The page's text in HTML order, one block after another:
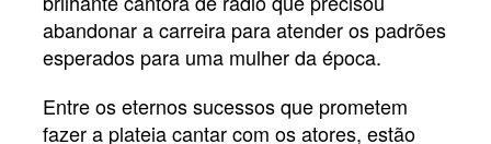
abandonar a carreira para atender os padrões
esperados para uma mulher da época.
Entre os eternos sucessos que prometem
fazer a plateia cantar com os atores, estão